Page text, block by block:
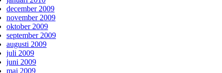
december 2009
november 2009
oktober 2009
september 2009
augusti 2009
juli 2009
juni 2009
maj 2009